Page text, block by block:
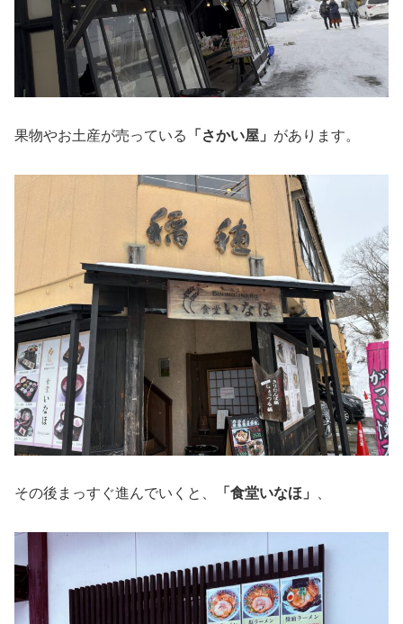
果物やお土産が売っている 「さかい屋」 があります。
その後まっすぐ進んでいくと、 「食堂いなほ」 、